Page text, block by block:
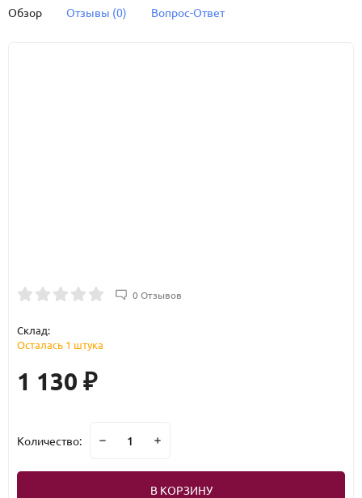
Обзор Отзывы (0) Вопрос-Ответ
0 Отзывов
Склад:
Осталась 1 штука
1 130 ₽
Количество:
В КОРЗИНУ